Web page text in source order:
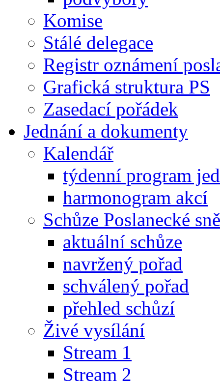
Komise
Stálé delegace
Registr oznámení
Grafická struktura PS
Zasedací pořádek
Jednání a dokumenty
Kalendář
týdenní program
harmonogram akcí
Schůze Poslanecké
aktuální schůze
navržený pořad
schválený pořad
přehled schůzí
Živé vysílání
Stream 1
Stream 2